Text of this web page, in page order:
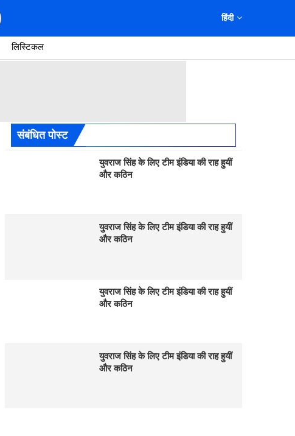
हिंदी
लिस्टिकल
संबंधित पोस्ट
युवराज सिंह के लिए टीम इंडिया की राह हुयीं
और कठिन
युवराज सिंह के लिए टीम इंडिया की राह हुयीं
और कठिन
युवराज सिंह के लिए टीम इंडिया की राह हुयीं
और कठिन
युवराज सिंह के लिए टीम इंडिया की राह हुयीं
और कठिन